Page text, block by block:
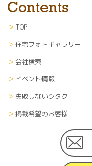
TOP
住宅フォトギャラリー
会社検索
イベント情報
失敗しないシタク
掲載希望のお客様